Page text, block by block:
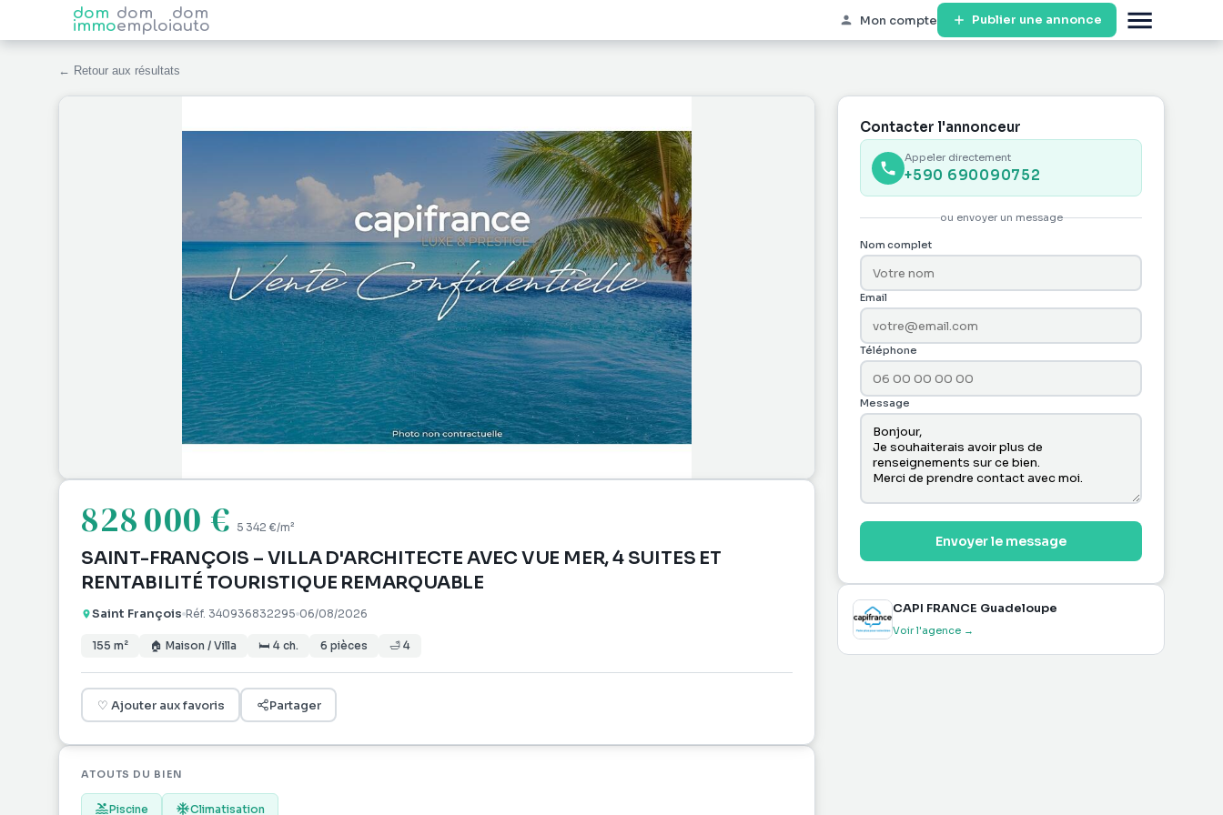
dom
immo
dom
emploi
dom
auto Mon compte Publier une annonce
← Retour aux résultats
828 000 € 5 342 €/m²
SAINT-FRANÇOIS – VILLA D'ARCHITECTE AVEC VUE MER, 4 SUITES ET
RENTABILITÉ TOURISTIQUE REMARQUABLE
Saint François Réf. 340936832295 06/08/2026
155 m² 🏠 Maison / Villa 🛏 4 ch. 6 pièces 🛁 4
♡ Ajouter aux favoris Partager
ATOUTS DU BIEN
Piscine Climatisation
Contacter l'annonceur
Appeler directement
+590 690090752
ou envoyer un message
Nom complet
Email
Téléphone
Message
Envoyer le message
CAPI FRANCE Guadeloupe
Voir l'agence →